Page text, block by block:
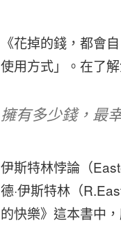
《花掉的錢，都會
使用方式」。在了
擁有多少錢，最
伊斯特林悖論（
德·伊斯特林（
的快樂》這本書中